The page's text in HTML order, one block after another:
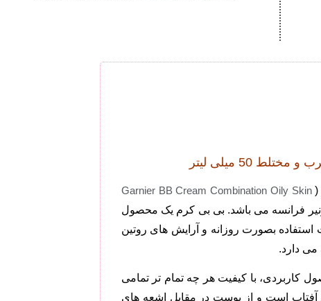
(
Garnier BB Cream Combination Oily Skin
فرانسه می باشد. بی بی کرم یک محصول
استفاده بصورت روزانه و آرایش های روتین
دارد.
کاربردی، با کیفیت هر چه تمام تر تمامی
است و از پوست در مقابل اشعه های